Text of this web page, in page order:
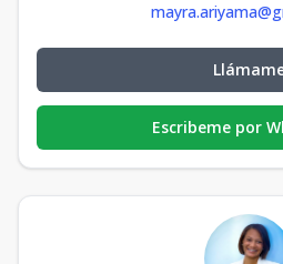
Escribeme por